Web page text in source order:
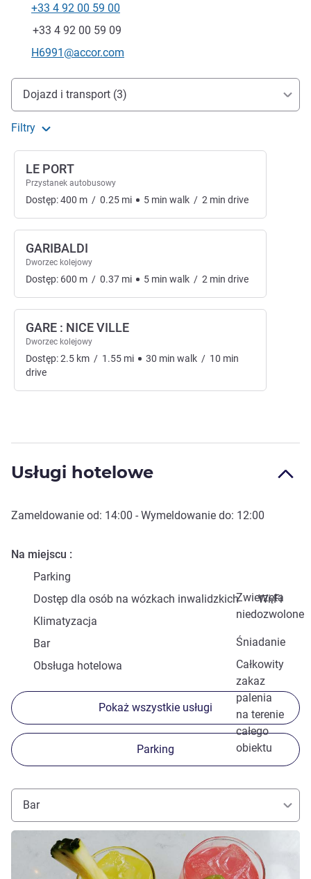
Telefon
+33 4 92 00 59 00
Faks
+33 4 92 00 59 09
Kontaktowy adres e-mail
H6991@accor.com
Dojazd i transport
Dojazd i transport (3)
Filtry
LE PORT
Przystanek autobusowy
Dostęp:400 m / 0.25 mi 5 min walk / 2 min drive
GARIBALDI
Dworzec kolejowy
Dostęp: 600 m / 0.37 mi 5 min walk / 2 min drive
GARE : NICE VILLE
Dworzec kolejowy
Dostęp:2.5 km / 1.55 mi 30 min walk / 10 min
drive
Usługi hotelowe
Zameldowanie od: 14:00 - Wymeldowanie do: 12:00
Na miejscu
Parking
Zwierzęta
niedozwolone
Dostęp dla osób na wózkach inwalidzkich
Wi-Fi
Klimatyzacja
Śniadanie
Bar
Całkowity
zakaz
palenia
na terenie
całego
obiektu
Obsługa hotelowa
Pokaż wszystkie usługi
Parking
Bar
Pokaż szczegóły